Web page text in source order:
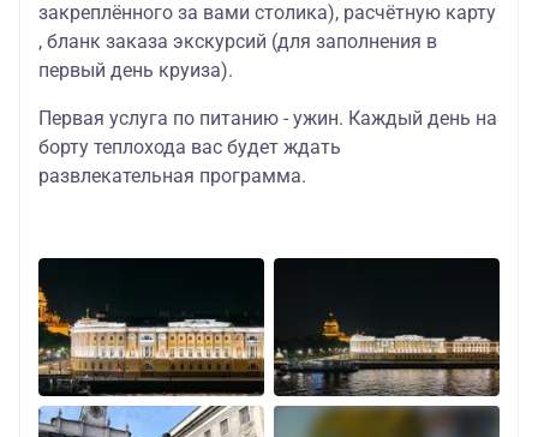
закреплённого за вами столика), расчётную карту
, бланк заказа экскурсий (для заполнения в
первый день круиза).
Первая услуга по питанию - ужин. Каждый день на
борту теплохода вас будет ждать
развлекательная программа.